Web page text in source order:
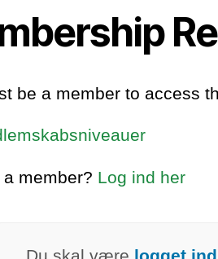
be a member to access
member? Log ind her
Du skal være logget ind